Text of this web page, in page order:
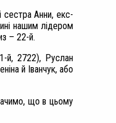
сестра Анни, екс-
нашим лідером
– 22-й.
й, 2722), Руслан
й Іванчук, або
що в цьому